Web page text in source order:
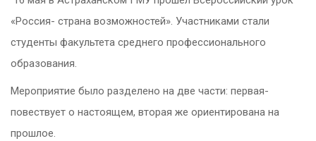
«Россия- страна возможностей». Участниками стали
студенты факультета среднего профессионального
образования.
Мероприятие было разделено на две части: первая-
повествует о настоящем, вторая же ориентирована на
прошлое.